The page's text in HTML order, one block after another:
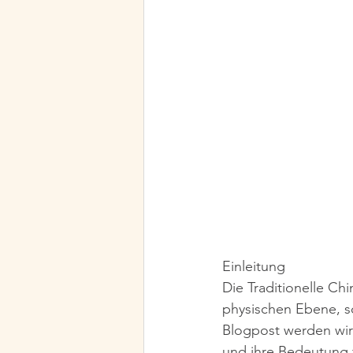
Einleitung
Die Traditionelle
physischen Ebene,
Blogpost werden